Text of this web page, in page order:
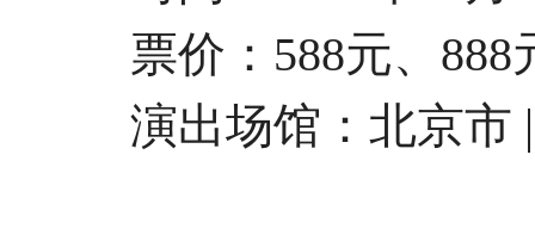
票价：588元、888
演出场馆：北京市